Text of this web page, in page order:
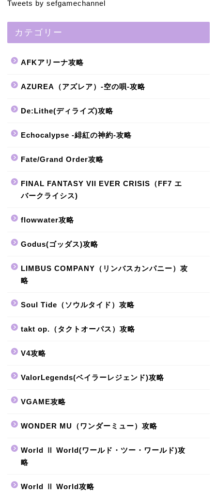
Tweets by sefgamechannel
カテゴリー
AFKアリーナ攻略
AZUREA（アズレア）-空の唄-攻略
De:Lithe(ディライズ)攻略
Echocalypse -緋紅の神約-攻略
Fate/Grand Order攻略
FINAL FANTASY VII EVER CRISIS（FF7 エ
バークライシス)
flowwater攻略
Godus(ゴッダス)攻略
LIMBUS COMPANY（リンバスカンパニー）攻
略
Soul Tide（ソウルタイド）攻略
takt op.（タクトオーパス）攻略
V4攻略
ValorLegends(ベイラーレジェンド)攻略
VGAME攻略
WONDER MU（ワンダーミュー）攻略
World Ⅱ World(ワールド・ツー・ワールド)攻
略
World Ⅱ World攻略